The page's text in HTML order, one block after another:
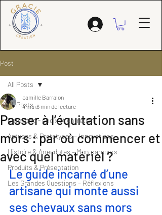
Post
All Posts
Coté étho - choix et entretien
Astuces & Prototypes – Innovations
Histoire & Anecdotes – Mon parcours
Produits & Présentation
Les Grandes Questions – Réflexions
All Posts
Passer à l’équitation sans
mors : par où commencer et
avec quel matériel ?
camille Barralon
4 mai 6 min de lecture
Le guide incarné d’une
artisane qui monte aussi
ses chevaux sans mors